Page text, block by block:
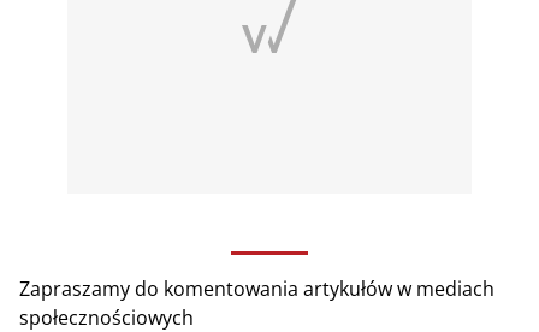
Zapraszamy do komentowania artykułów w mediach
społecznościowych